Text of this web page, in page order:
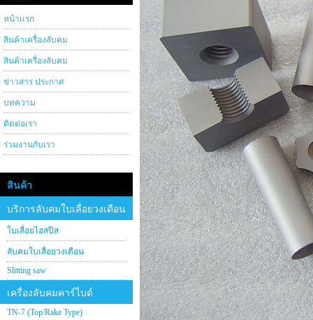
หน้าแรก
สินค้าเครื่องลับคม
สินค้าเครื่องลับคม
ข่าวสาร ประกาศ
บทความ
ติดต่อเรา
ร่วมงานกับเรา
สินค้า
บริการลับคมใบเลื่อยวงเดือน
ใบเลื่อยไฮสปีส
ลับคมใบเลื่อยวงเดือน
Slitting saw
เครื่องลับคมคาร์ไบด์
TN-7 (Top/Rake Type)